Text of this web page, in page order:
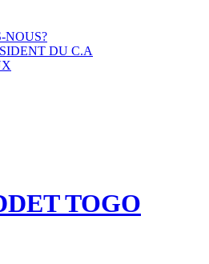
NOUS?
DU C.A
TOGO